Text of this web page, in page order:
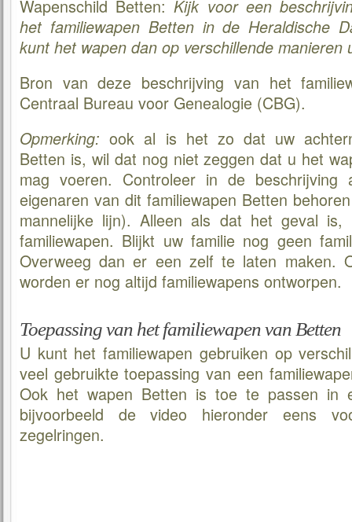
Wapenschild Betten:Kijk voor een
het familiewapen Betten in de Heraldische
kunt het wapen dan op verschillende manieren
Bron van deze beschrijving van het
Centraal Bureau voor Genealogie (CBG).
Opmerking: ook al is het zo dat uw
Betten is, wil dat nog niet zeggen dat u het
mag voeren. Controleer in de beschrijving
eigenaren van dit familiewapen Betten
mannelijke lijn). Alleen als dat het geval
familiewapen. Blijkt uw familie nog geen
Overweeg dan er een zelf te laten maken.
worden er nog altijd familiewapens ontworpen.
Toepassing van het familiewapen van Betten
U kunt het familiewapen gebruiken op
veel gebruikte toepassing van een
Ook het wapen Betten is toe te passen in
bijvoorbeeld de video hieronder eens
zegelringen.